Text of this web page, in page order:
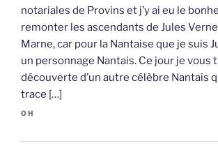
notariales de Provins et j’y ai eu le
remonter les ascendants de Jules
Marne, car pour la Nantaise que je suis
un personnage Nantais. Ce jour je vous
découverte d’un autre célèbre Nantais
trace […]
OH